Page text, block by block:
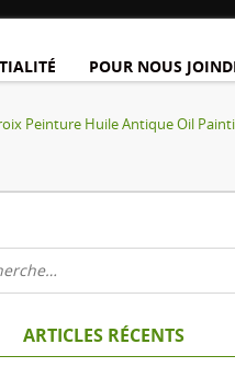
POUR NOUS
Peinture Huile Antique Oil
ARTICLES RÉCENTS